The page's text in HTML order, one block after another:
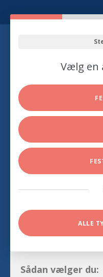
Vælg en
ALLE
Sådan vælger du: